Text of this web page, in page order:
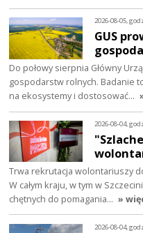
2026-08-05,
GUS
Do połowy sierpnia Główny
gospodarstw rolnych. Badanie
na ekosystemy i dostosować…
2026-08-04,
Trwa rekrutacja wolontariuszy
W całym kraju, w tym w
chętnych do pomagania… »
2026-08-04,